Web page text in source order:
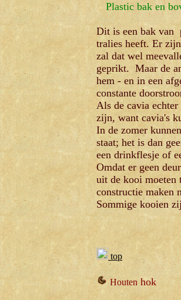
Plastic bak en
Dit is een bak van
tralies heeft. Er
zal dat wel
geprikt. Maar de
hem - en in een
constante
Als de cavia
zijn, want cavia's
In de zomer
staat; het is dan
een drinkflesje of
Omdat er geen
uit de kooi moeten
constructie maken
Sommige kooien
top
Houtenhok